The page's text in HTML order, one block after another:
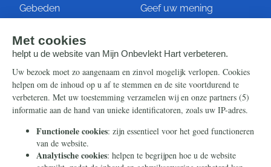
Gebeden
Geef uw mening
Steun ons
Nieuwsbrief
Eenmalig
Maandelijks
Periodiek
Info
Contact
Ontvang onze Telegram-
berichten